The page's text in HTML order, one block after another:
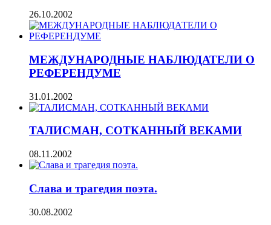
26.10.2002
МЕЖДУНАРОДНЫЕ НАБЛЮДАТЕЛИ О
РЕФЕРЕНДУМЕ
31.01.2002
ТАЛИСМАН, СОТКАННЫЙ ВЕКАМИ
08.11.2002
Слава и трагедия поэта.
30.08.2002